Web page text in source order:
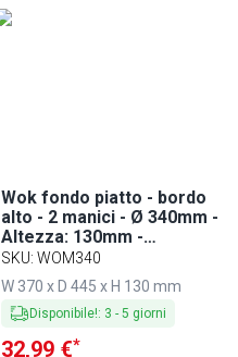
Wok fondo piatto - bordo
alto - 2 manici - Ø 340mm -
Altezza: 130mm -
Antiaderente - con
coperchio in vetro - per
induzione - Nero
SKU:WOM340
W 370 x D 445 x H 130 mm
Disponibile!: 3 -5 giorni
32,99 €*